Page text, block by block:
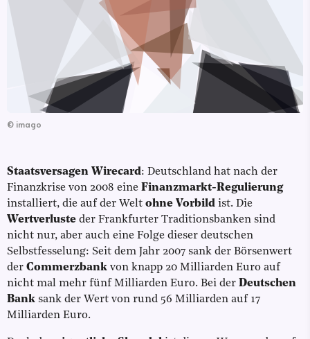
© imago
Staatsversagen Wirecard: Deutschland hat nach der
Finanzkrise von 2008 eine Finanzmarkt-Regulierung
installiert, die auf der Welt ohne Vorbild ist. Die
Wertverluste der Frankfurter Traditionsbanken sind
nicht nur, aber auch eine Folge dieser deutschen
Selbstfesselung: Seit dem Jahr 2007 sank der Börsenwert
der Commerzbank von knapp 20 Milliarden Euro auf
nicht mal mehr fünf Milliarden Euro. Bei der Deutschen
Bank sank der Wert von rund 56 Milliarden auf 17
Milliarden Euro.